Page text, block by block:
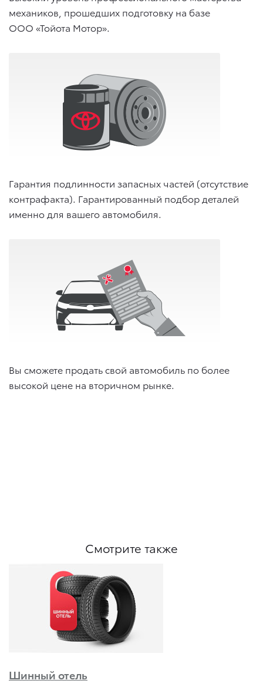
механиков, прошедших подготовку на базе
ООО «Тойота Мотор».
Гарантия подлинности запасных частей (отсутствие
контрафакта). Гарантированный подбор деталей
именно для вашего автомобиля.
Вы сможете продать свой автомобиль по более
высокой цене на вторичном рынке.
Смотрите также
Шинный отель